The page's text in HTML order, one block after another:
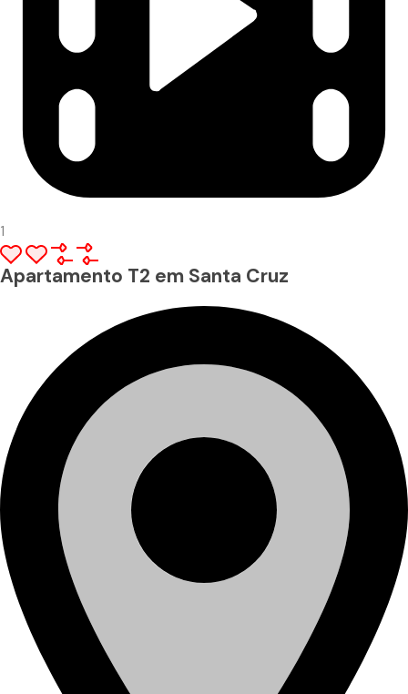
1
Apartamento T2 em Santa Cruz